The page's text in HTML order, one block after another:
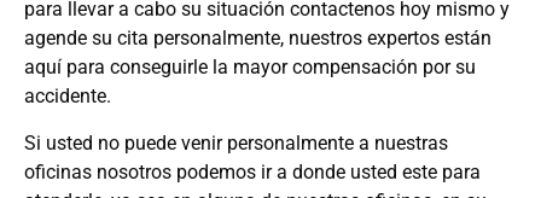
para llevar a cabo su situación contactenos hoy mismo y
agende su cita personalmente, nuestros expertos están
aquí para conseguirle la mayor compensación por su
accidente.
Si usted no puede venir personalmente a nuestras
oficinas nosotros podemos ir a donde usted este para